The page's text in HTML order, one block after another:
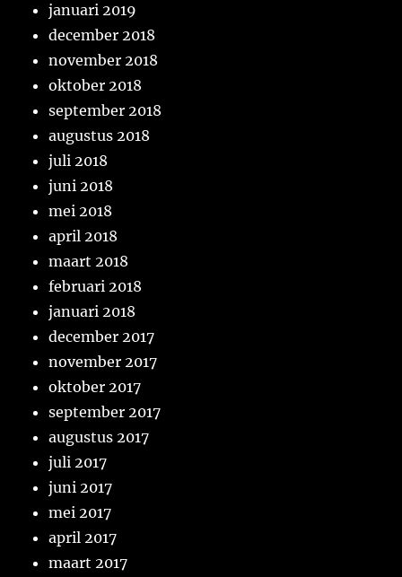
januari 2019
december 2018
november 2018
oktober 2018
september 2018
augustus 2018
juli 2018
juni 2018
mei 2018
april 2018
maart 2018
februari 2018
januari 2018
december 2017
november 2017
oktober 2017
september 2017
augustus 2017
juli 2017
juni 2017
mei 2017
april 2017
maart 2017